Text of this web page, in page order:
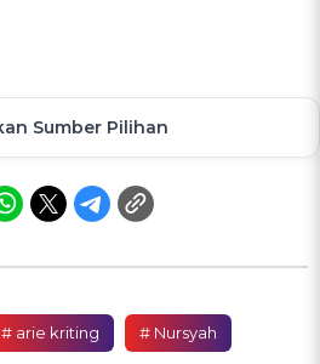
Sumber Pilihan
# arie kriting # Nursyah